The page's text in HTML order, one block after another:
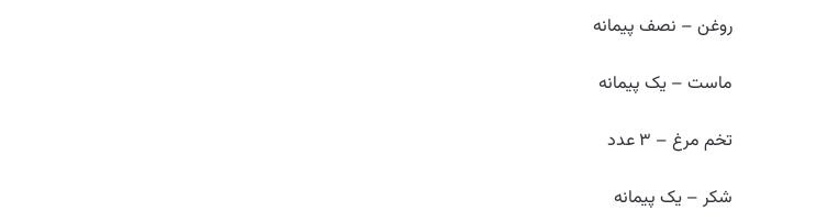
روغن – نصف پیمانه
ماست – یک پیمانه
تخم مرغ – ۳ عدد
شکر – یک پیمانه